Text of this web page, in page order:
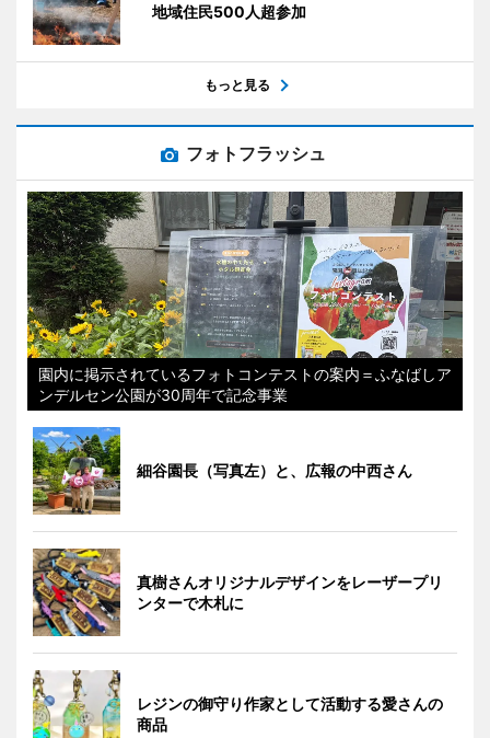
地域住民500人超参加
もっと見る
フォトフラッシュ
園内に掲示されているフォトコンテストの案内＝ふなばしア
ンデルセン公園が30周年で記念事業
細谷園長（写真左）と、広報の中西さん
真樹さんオリジナルデザインをレーザープリ
ンターで木札に
レジンの御守り作家として活動する愛さんの
商品